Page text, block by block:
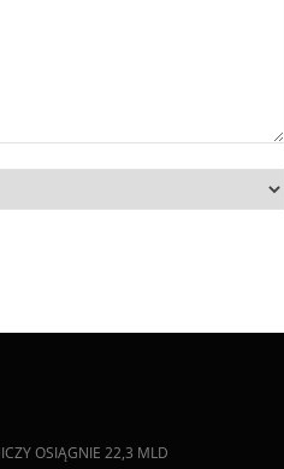
OSIĄGNIE 22,3 MLD